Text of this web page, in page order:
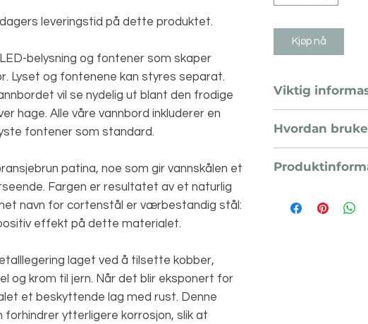
leveringstid på dette produktet.
belysning og fontener som skaper
Lyset og fontenene kan styres separat.
vil se nydelig ut blant den frodige
hage. Alle våre vannbord inkluderer en
fontener som standard.
patina, noe som gir vannskålen et
Fargen er resultatet av et naturlig
navn for cortenstål er værbestandig stål:
effekt på dette materialet.
laget ved å tilsette kobber,
og krom til jern. Når det blir eksponert for
et beskyttende lag med rust. Denne
forhindrer ytterligere korrosjon, slik at
Kjøp nå
Viktig
mottak for å
som er fanget
produktet blir
overflate.
Hvordan
Dette er
Fjern alltid
frostfare.
Brosjyre